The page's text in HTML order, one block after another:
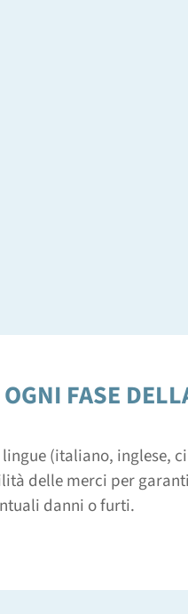
FASE
(italiano, inglese,
delle merci per
danni o furti.